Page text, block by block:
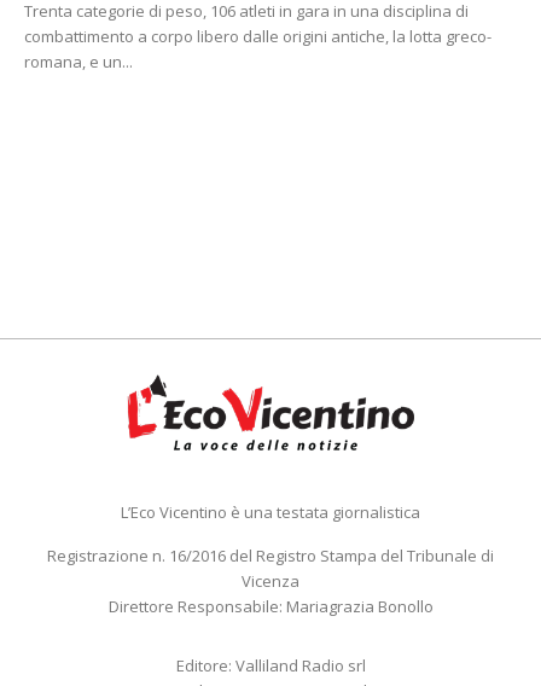
Trenta categorie di peso, 106 atleti in gara in una disciplina di
combattimento a corpo libero dalle origini antiche, la lotta greco-
romana, e un...
L’Eco Vicentino è una testata giornalistica
Registrazione n. 16/2016 del Registro Stampa del Tribunale di
Vicenza
Direttore Responsabile: Mariagrazia Bonollo
Editore: Valliland Radio srl